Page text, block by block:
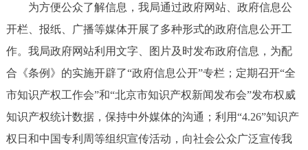
为方便公众了解信息，我局通过政府网站、政府信息公
开栏、报纸、广播等媒体开展了多种形式的政府信息公开工
作。我局政府网站利用文字、图片及时发布政府信息，为配
合《条例》的实施开辟了“政府信息公开”专栏；定期召开“全
市知识产权工作会”和“北京市知识产权新闻发布会”发布权威
知识产权统计数据，保持中外媒体的沟通；利用“4.26”知识产
权日和中国专利周等组织宣传活动，向社会公众广泛宣传我